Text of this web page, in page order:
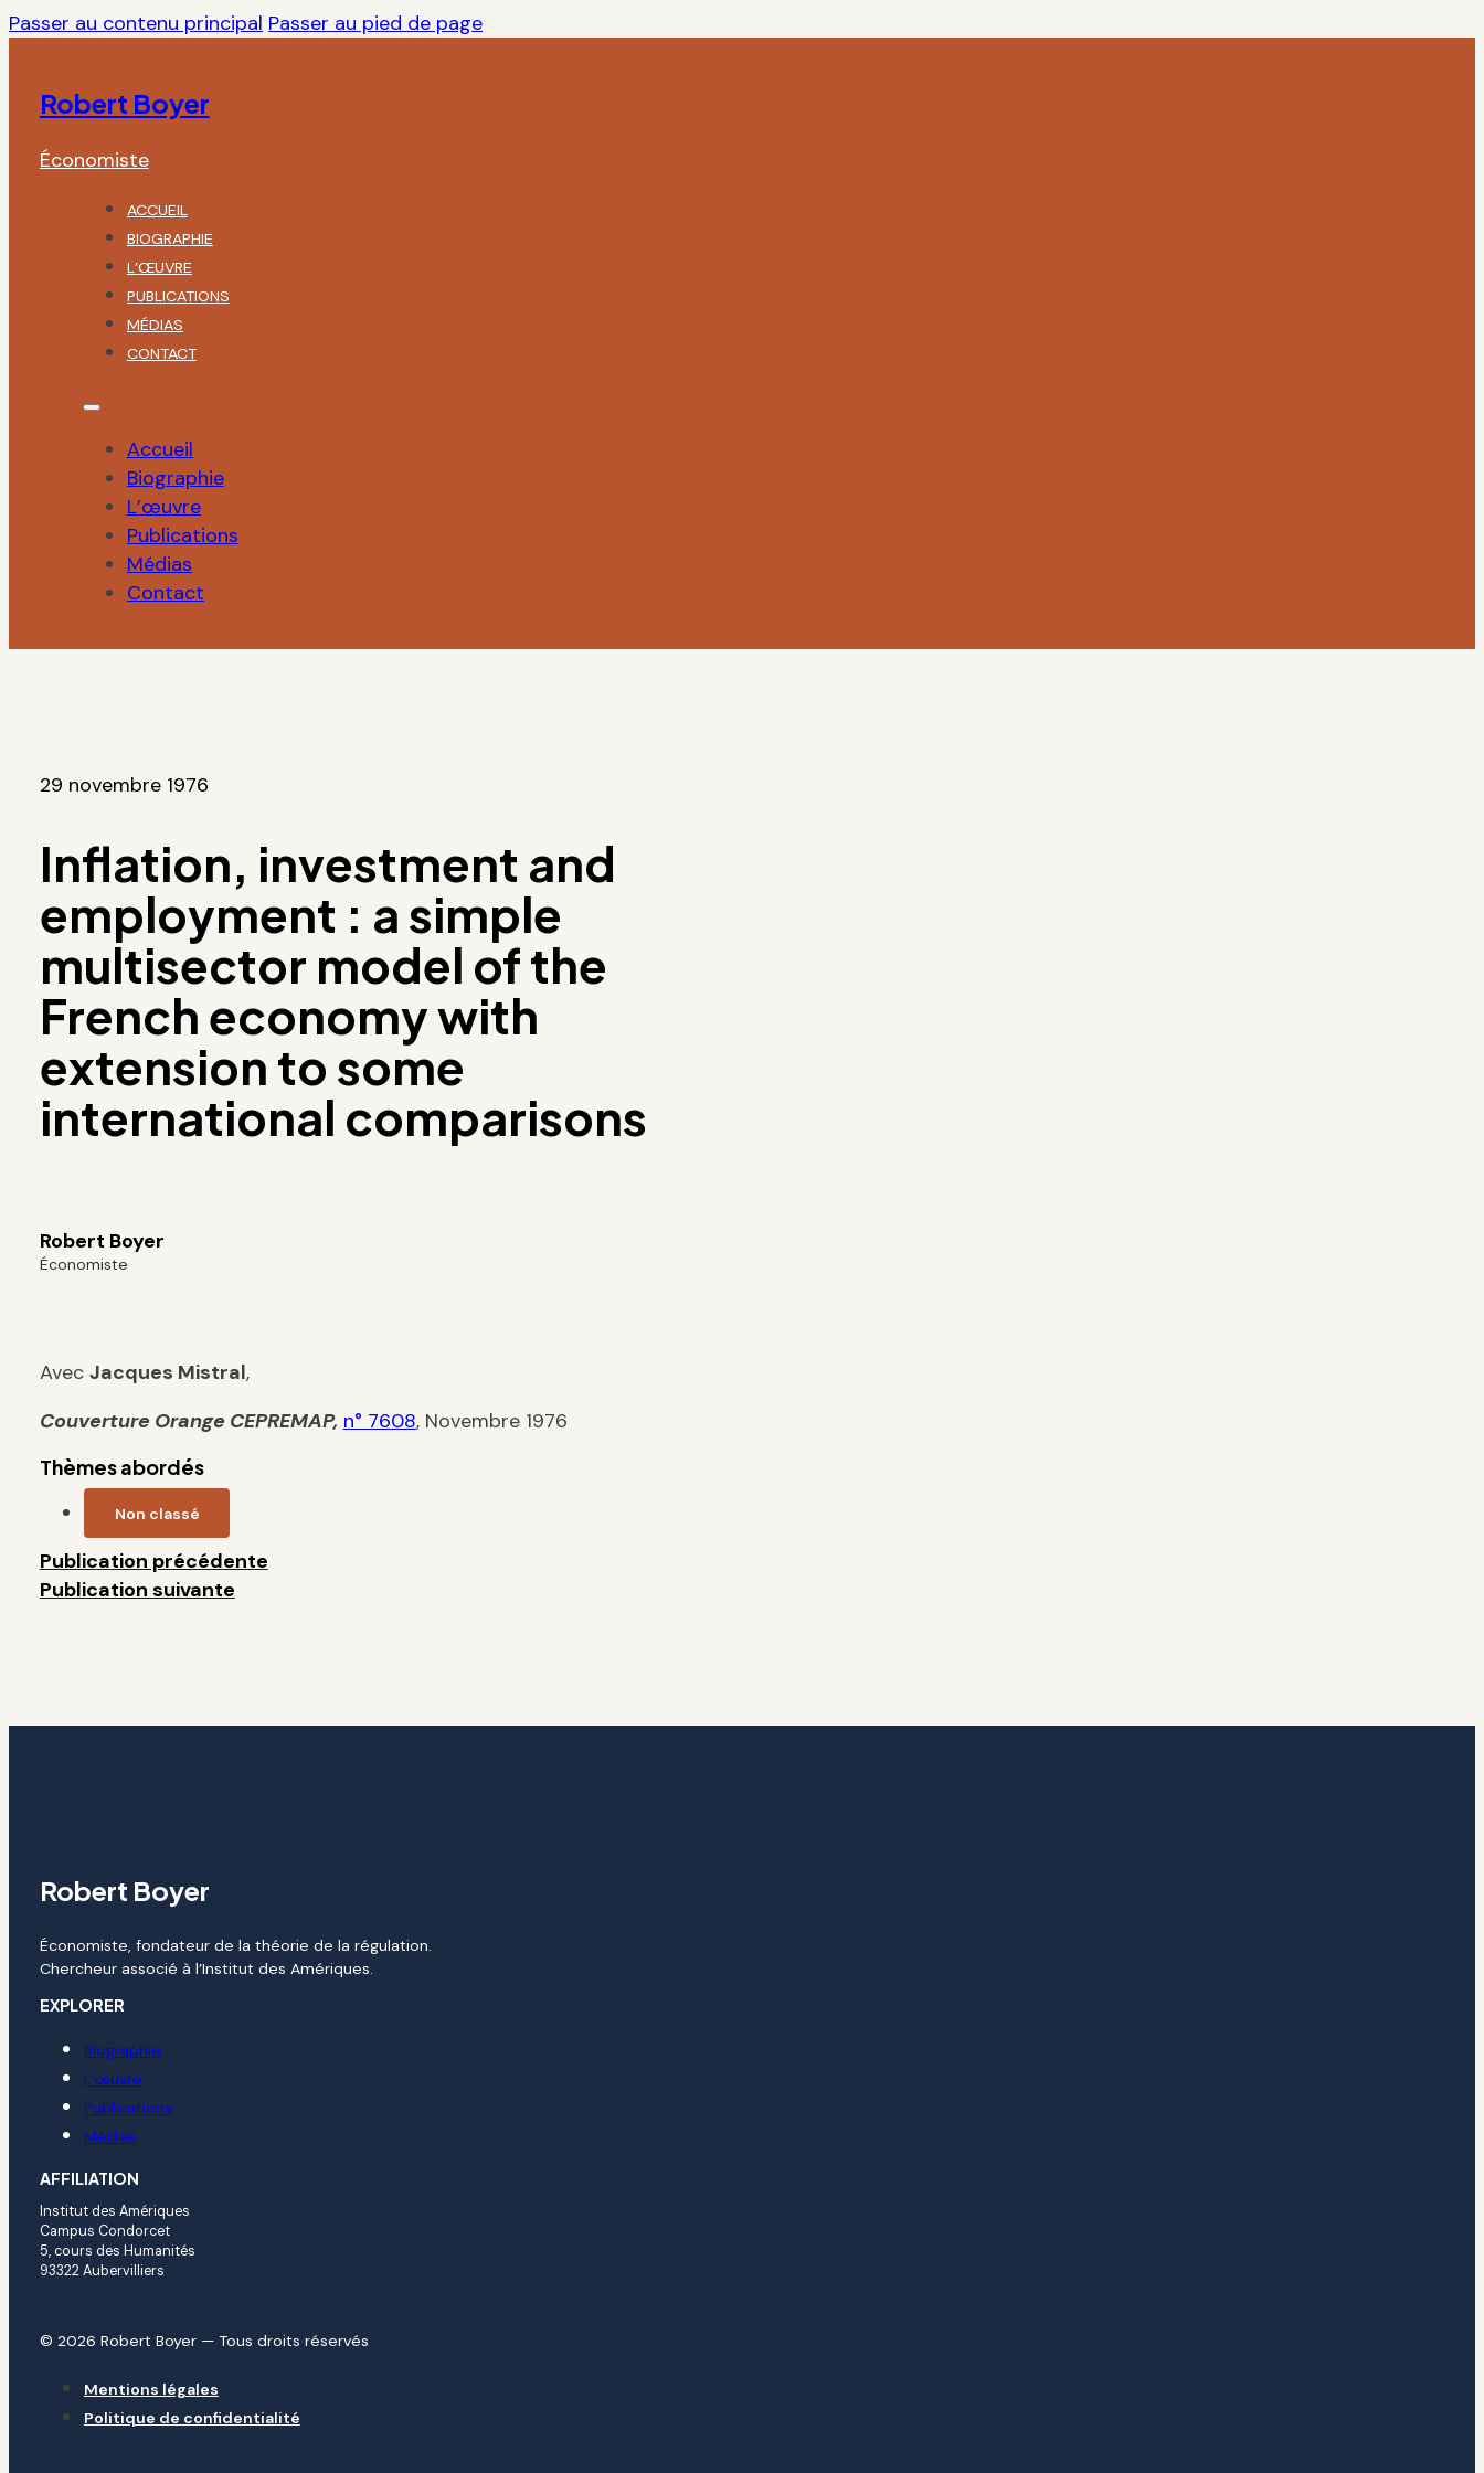
Passer au contenu principal Passer au pied de page
Robert Boyer
Économiste
ACCUEIL
BIOGRAPHIE
L’ŒUVRE
PUBLICATIONS
MÉDIAS
CONTACT
Accueil
Biographie
L’œuvre
Publications
Médias
Contact
29 novembre 1976
Inflation, investment and
employment : a simple
multisector model of the
French economy with
extension to some
international comparisons
Robert Boyer
Économiste
Avec Jacques Mistral,
Couverture Orange CEPREMAP, n° 7608, Novembre 1976
Thèmes abordés
Non classé
Publication précédente
Publication suivante
Robert Boyer
Économiste, fondateur de la théorie de la régulation.
Chercheur associé à l’Institut des Amériques.
EXPLORER
Biographie
L’œuvre
Publications
Médias
AFFILIATION
Institut des Amériques
Campus Condorcet
5, cours des Humanités
93322 Aubervilliers
© 2026 Robert Boyer — Tous droits réservés
Mentions légales
Politique de confidentialité